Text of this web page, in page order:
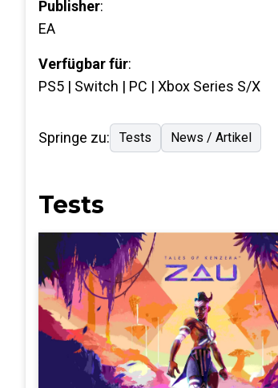
Publisher:
EA
Verfügbar für:
PS5 | Switch | PC | Xbox Series S/X
Springe zu: Tests News / Artikel
Tests